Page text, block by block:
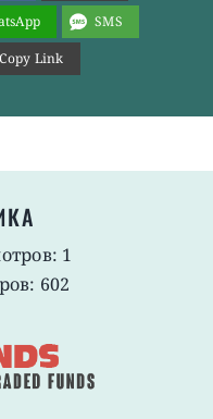
SMS
Copy Link
1
602